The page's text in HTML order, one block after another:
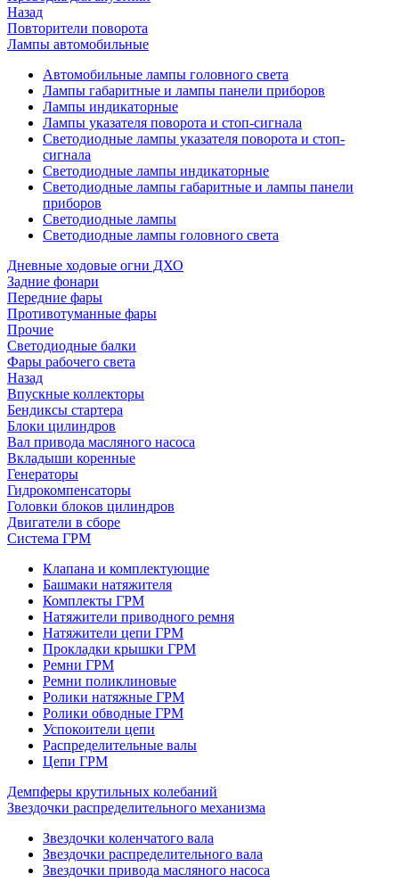
Назад
Повторители поворота
Лампы автомобильные
Автомобильные лампы головного света
Лампы габаритные и лампы панели приборов
Лампы индикаторные
Лампы указателя поворота и стоп-сигнала
Светодиодные лампы указателя поворота и стоп-
сигнала
Светодиодные лампы индикаторные
Светодиодные лампы габаритные и лампы панели
приборов
Светодиодные лампы
Светодиодные лампы головного света
Дневные ходовые огни ДХО
Задние фонари
Передние фары
Противотуманные фары
Прочие
Светодиодные балки
Фары рабочего света
Назад
Впускные коллекторы
Бендиксы стартера
Блоки цилиндров
Вал привода масляного насоса
Вкладыши коренные
Генераторы
Гидрокомпенсаторы
Головки блоков цилиндров
Двигатели в сборе
Система ГРМ
Клапана и комплектующие
Башмаки натяжителя
Комплекты ГРМ
Натяжители приводного ремня
Натяжители цепи ГРМ
Прокладки крышки ГРМ
Ремни ГРМ
Ремни поликлиновые
Ролики натяжные ГРМ
Ролики обводные ГРМ
Успокоители цепи
Распределительные валы
Цепи ГРМ
Демпферы крутильных колебаний
Звездочки распределительного механизма
Звездочки коленчатого вала
Звездочки распределительного вала
Звездочки привода масляного насоса